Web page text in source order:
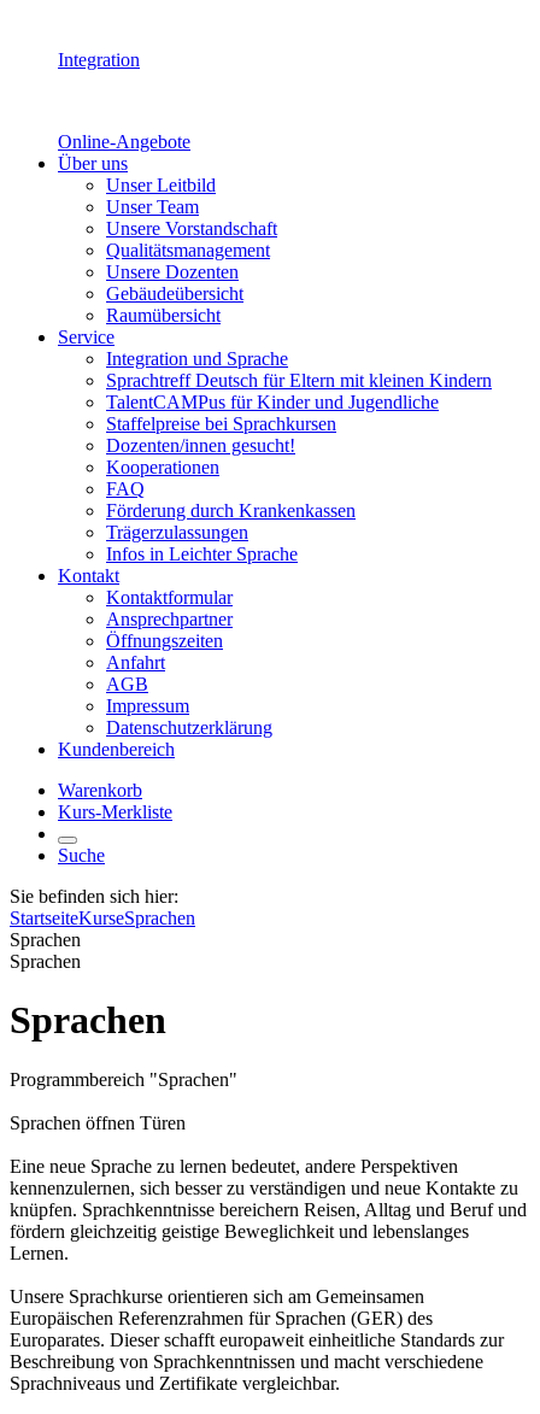
Integration
Online-Angebote
Über uns
Unser Leitbild
Unser Team
Unsere Vorstandschaft
Qualitätsmanagement
Unsere Dozenten
Gebäudeübersicht
Raumübersicht
Service
Integration und Sprache
Sprachtreff Deutsch für Eltern mit kleinen Kindern
TalentCAMPus für Kinder und Jugendliche
Staffelpreise bei Sprachkursen
Dozenten/innen gesucht!
Kooperationen
FAQ
Förderung durch Krankenkassen
Trägerzulassungen
Infos in Leichter Sprache
Kontakt
Kontaktformular
Ansprechpartner
Öffnungszeiten
Anfahrt
AGB
Impressum
Datenschutzerklärung
Kundenbereich
Warenkorb
Kurs-Merkliste
Suche
Sie befinden sich hier:
StartseiteKurseSprachen
Sprachen
Sprachen
Sprachen
Programmbereich "Sprachen"
Sprachen öffnen Türen
Eine neue Sprache zu lernen bedeutet, andere Perspektiven
kennenzulernen, sich besser zu verständigen und neue Kontakte zu
knüpfen. Sprachkenntnisse bereichern Reisen, Alltag und Beruf und
fördern gleichzeitig geistige Beweglichkeit und lebenslanges
Lernen.
Unsere Sprachkurse orientieren sich am Gemeinsamen
Europäischen Referenzrahmen für Sprachen (GER) des
Europarates. Dieser schafft europaweit einheitliche Standards zur
Beschreibung von Sprachkenntnissen und macht verschiedene
Sprachniveaus und Zertifikate vergleichbar.